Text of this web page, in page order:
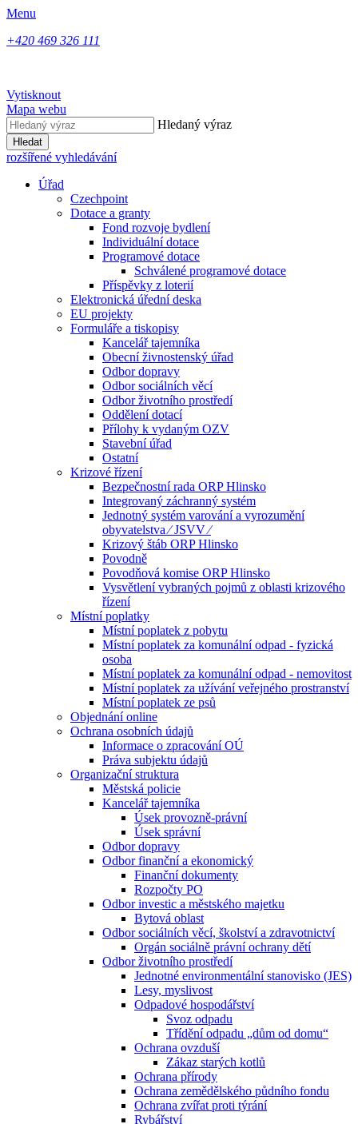
Menu
+420 469 326 111
Vytisknout
Mapa webu
Hledaný výraz
Hledat
rozšířené vyhledávání
Úřad
Czechpoint
Dotace a granty
Fond rozvoje bydlení
Individuální dotace
Programové dotace
Schválené programové dotace
Příspěvky z loterií
Elektronická úřední deska
EU projekty
Formuláře a tiskopisy
Kancelář tajemníka
Obecní živnostenský úřad
Odbor dopravy
Odbor sociálních věcí
Odbor životního prostředí
Oddělení dotací
Přílohy k vydaným OZV
Stavební úřad
Ostatní
Krizové řízení
Bezpečnostní rada ORP Hlinsko
Integrovaný záchranný systém
Jednotný systém varování a vyrozumění
obyvatelstva ⁄ JSVV ⁄
Krizový štáb ORP Hlinsko
Povodně
Povodňová komise ORP Hlinsko
Vysvětlení vybraných pojmů z oblasti krizového
řízení
Místní poplatky
Místní poplatek z pobytu
Místní poplatek za komunální odpad - fyzická
osoba
Místní poplatek za komunální odpad - nemovitost
Místní poplatek za užívání veřejného prostranství
Místní poplatek ze psů
Objednání online
Ochrana osobních údajů
Informace o zpracování OÚ
Práva subjektu údajů
Organizační struktura
Městská policie
Kancelář tajemníka
Úsek provozně-právní
Úsek správní
Odbor dopravy
Odbor finanční a ekonomický
Finanční dokumenty
Rozpočty PO
Odbor investic a městského majetku
Bytová oblast
Odbor sociálních věcí, školství a zdravotnictví
Orgán sociálně právní ochrany dětí
Odbor životního prostředí
Jednotné environmentální stanovisko (JES)
Lesy, myslivost
Odpadové hospodářství
Svoz odpadu
Třídění odpadu „dům od domu“
Ochrana ovzduší
Zákaz starých kotlů
Ochrana přírody
Ochrana zemědělského půdního fondu
Ochrana zvířat proti týrání
Rybářství